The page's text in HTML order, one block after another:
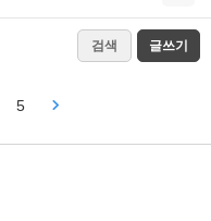
검색 글쓰기
5